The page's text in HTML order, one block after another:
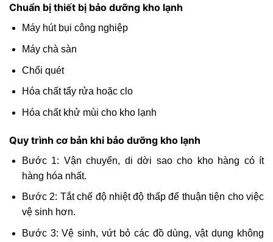
Chuẩn bị thiết bị bảo dưỡng kho lạnh
Máy hút bụi công nghiệp
Máy chà sàn
Chổi quét
Hóa chất tẩy rửa hoặc clo
Hóa chất khử mùi cho kho lạnh
Quy trình cơ bản khi bảo dưỡng kho lạnh
Bước 1: Vận chuyển, di dời sao cho kho hàng có ít
hàng hóa nhất.
Bước 2: Tắt chế độ nhiệt độ thấp để thuận tiện cho việc
vệ sinh hơn.
Bước 3: Vệ sinh, vứt bỏ các đồ dùng, vật dụng không